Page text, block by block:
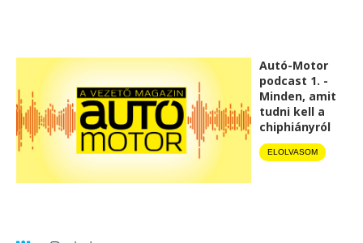
Autó-Motor
podcast 1. -
Minden, amit
tudni kell a
chiphiányról
ELOLVASOM